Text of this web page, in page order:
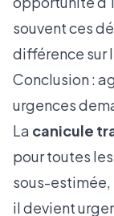
souvent ces
différence sur
Conclusion :
urgences
La canicule
pour toutes
sous-estimée,
il devient